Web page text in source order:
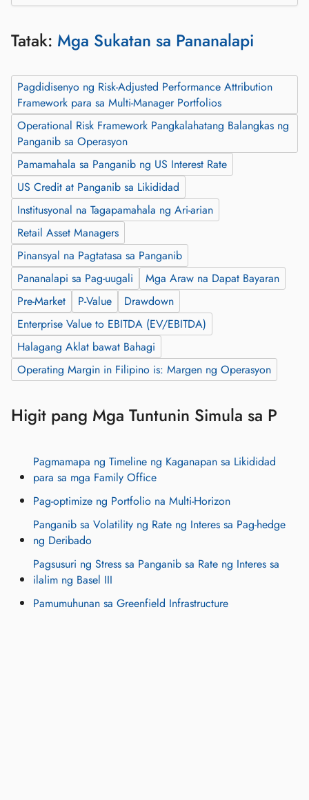
Tatak: Mga Sukatan sa Pananalapi
Pagdidisenyo ng Risk-Adjusted Performance Attribution
Framework para sa Multi-Manager Portfolios
Operational Risk Framework Pangkalahatang Balangkas ng
Panganib sa Operasyon
Pamamahala sa Panganib ng US Interest Rate
US Credit at Panganib sa Likididad
Institusyonal na Tagapamahala ng Ari-arian
Retail Asset Managers
Pinansyal na Pagtatasa sa Panganib
Pananalapi sa Pag-uugali
Mga Araw na Dapat Bayaran
Pre‑Market
P-Value
Drawdown
Enterprise Value to EBITDA (EV/EBITDA)
Halagang Aklat bawat Bahagi
Operating Margin in Filipino is: Margen ng Operasyon
Higit pang Mga Tuntunin Simula sa P
Pagmamapa ng Timeline ng Kaganapan sa Likididad
para sa mga Family Office
Pag-optimize ng Portfolio na Multi-Horizon
Panganib sa Volatility ng Rate ng Interes sa Pag-hedge
ng Deribado
Pagsusuri ng Stress sa Panganib sa Rate ng Interes sa
ilalim ng Basel III
Pamumuhunan sa Greenfield Infrastructure